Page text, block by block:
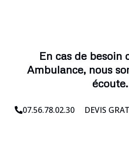
En cas de besoin
Ambulance, nous
écoute.
07.56.78.02.30 DEVIS